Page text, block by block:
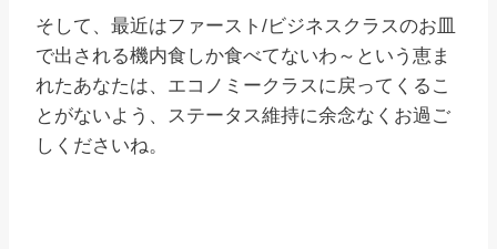
そして、最近はファースト/ビジネスクラスのお皿
で出される機内食しか食べてないわ～という恵ま
れたあなたは、エコノミークラスに戻ってくるこ
とがないよう、ステータス維持に余念なくお過ご
しくださいね。